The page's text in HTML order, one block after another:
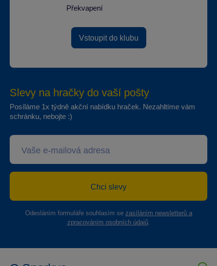
Překvapení
Vstoupit do klubu
Slevy na hračky do vaší pošty
Posíláme 1x týdně akční nabídku hraček. Nezahltíme vám
schránku, nebojte :)
Chci slevy
Odesláním formuláře souhlasím se zasíláním newsletterů a
zpracováním osobních údajů.